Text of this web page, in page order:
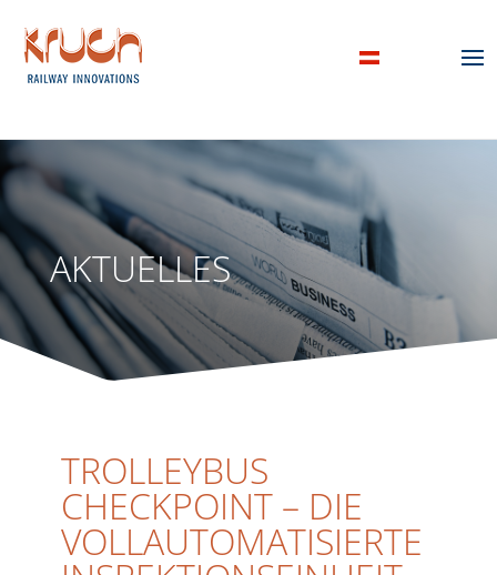
AKTUELLES
TROLLEYBUS
CHECKPOINT – DIE
VOLLAUTOMATISIERTE